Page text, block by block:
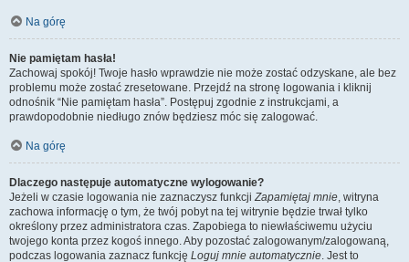
Na górę
Nie pamiętam hasła!
Zachowaj spokój! Twoje hasło wprawdzie nie może zostać odzyskane, ale bez
problemu może zostać zresetowane. Przejdź na stronę logowania i kliknij
odnośnik “Nie pamiętam hasła”. Postępuj zgodnie z instrukcjami, a
prawdopodobnie niedługo znów będziesz móc się zalogować.
Na górę
Dlaczego następuje automatyczne wylogowanie?
Jeżeli w czasie logowania nie zaznaczysz funkcjiZapamiętaj mnie, witryna
zachowa informację o tym, że twój pobyt na tej witrynie będzie trwał tylko
określony przez administratora czas. Zapobiega to niewłaściwemu użyciu
twojego konta przez kogoś innego. Aby pozostać zalogowanym/zalogowaną,
podczas logowania zaznacz funkcję Loguj mnie automatycznie. Jest to